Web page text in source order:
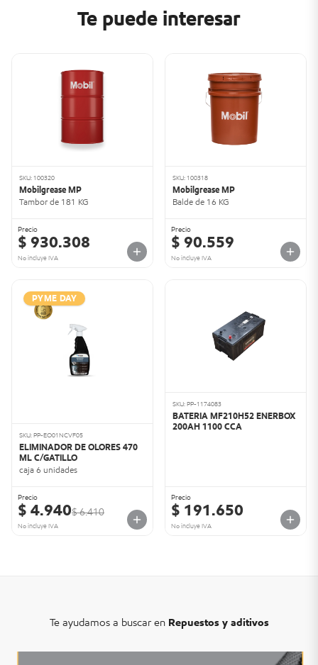
Te puede interesar
SKU: 100320
Mobilgrease MP
Tambor de 181 KG
Precio
$ 930.308
No incluye IVA
SKU: 100318
Mobilgrease MP
Balde de 16 KG
Precio
$ 90.559
No incluye IVA
PYME DAY
SKU: PP-EO01NCVF05
ELIMINADOR DE OLORES 470
ML C/GATILLO
caja 6 unidades
Precio
$ 4.940$ 6.410
No incluye IVA
SKU: PP-1174083
BATERIA MF210H52 ENERBOX
200AH 1100 CCA
Precio
$ 191.650
No incluye IVA
Te ayudamos a buscar en Repuestos y aditivos